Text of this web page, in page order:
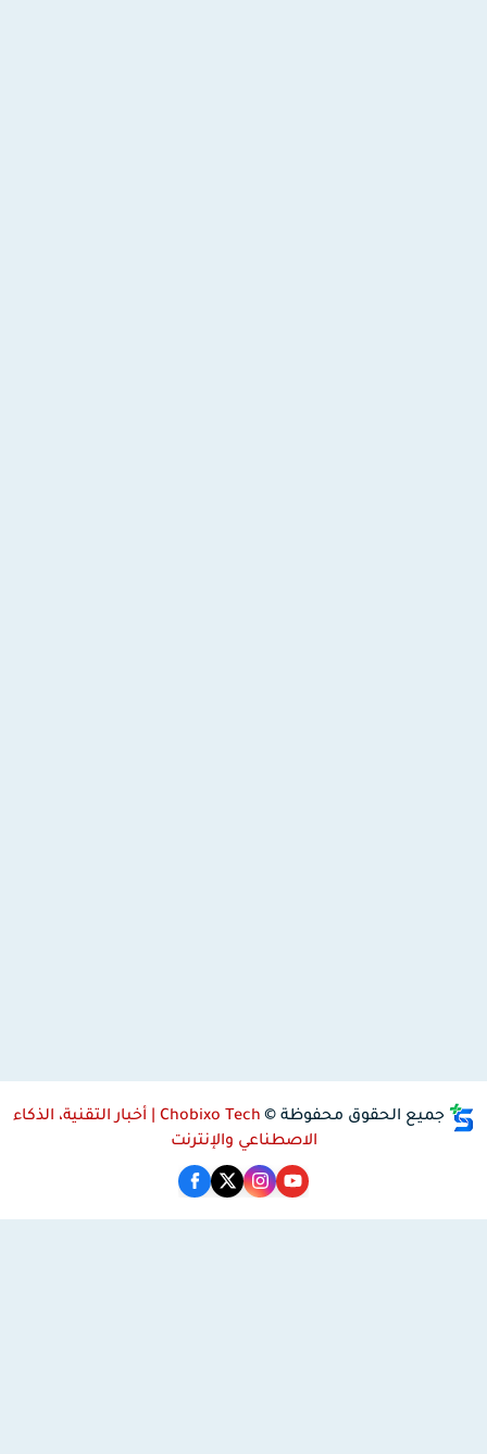
جميع الحقوق محفوظة ©
Chobixo Tech | أخبار التقنية، الذكاء
الاصطناعي والإنترنت